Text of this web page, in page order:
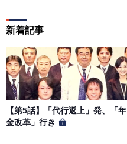
新着記事
【第5話】「代行返上」発、「年
金改革」行き